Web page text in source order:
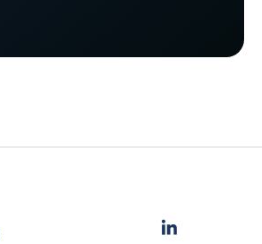
LinkedIn